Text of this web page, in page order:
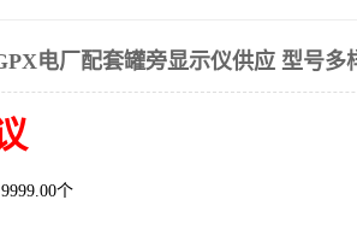
电厂配套罐旁显示仪供应 型号多
9999.00个